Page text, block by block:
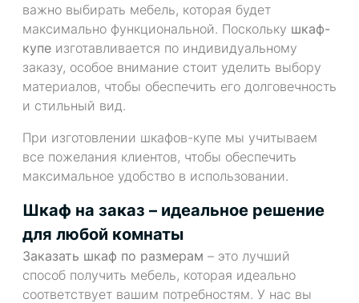
важно выбирать мебель, которая будет
максимально функциональной. Поскольку шкаф-
купе изготавливается по индивидуальному
заказу, особое внимание стоит уделить выбору
материалов, чтобы обеспечить его долговечность
и стильный вид.
При изготовлении шкафов-купе мы учитываем
все пожелания клиентов, чтобы обеспечить
максимальное удобство в использовании.
Шкаф на заказ – идеальное решение
для любой комнаты
Заказать шкаф по размерам – это лучший
способ получить мебель, которая идеально
соответствует вашим потребностям. У нас вы